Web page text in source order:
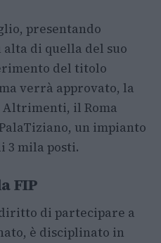
presentando
di quella del suo
del titolo
verrà approvato, la
Altrimenti, il Roma
un impianto
3 mila posti.
FIP
di partecipare a
è disciplinato in